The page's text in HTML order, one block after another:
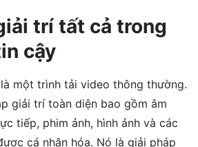
trí tất cả trong
cậy
một trình tải video thông thường.
giải trí toàn diện bao gồm âm
tiếp, phim ảnh, hình ảnh và các
cá nhân hóa. Nó là giải pháp